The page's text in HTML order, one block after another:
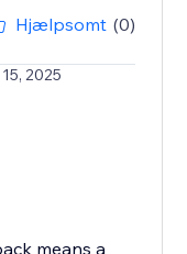
Hjælpsomt (0)
2025
means a